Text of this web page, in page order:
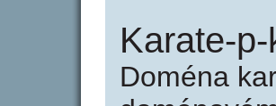
Karate-
Doména